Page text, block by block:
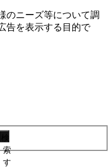
のニーズ等について調
告を表⽰する⽬的で
索
す